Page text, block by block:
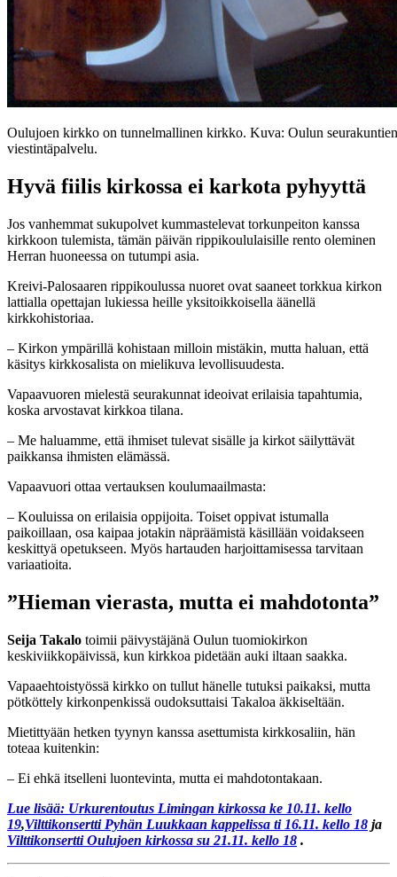
Oulujoen kirkko on tunnelmallinen kirkko. Kuva: Oulun seurakuntien
viestintäpalvelu.
Hyvä fiilis kirkossa ei karkota pyhyyttä
Jos vanhemmat sukupolvet kummastelevat torkunpeiton kanssa
kirkkoon tulemista, tämän päivän rippikoululaisille rento oleminen
Herran huoneessa on tutumpi asia.
Kreivi-Palosaaren rippikoulussa nuoret ovat saaneet torkkua kirkon
lattialla opettajan lukiessa heille yksitoikkoisella äänellä
kirkkohistoriaa.
– Kirkon ympärillä kohistaan milloin mistäkin, mutta haluan, että
käsitys kirkkosalista on mielikuva levollisuudesta.
Vapaavuoren mielestä seurakunnat ideoivat erilaisia tapahtumia,
koska arvostavat kirkkoa tilana.
– Me haluamme, että ihmiset tulevat sisälle ja kirkot säilyttävät
paikkansa ihmisten elämässä.
Vapaavuori ottaa vertauksen koulumaailmasta:
– Kouluissa on erilaisia oppijoita. Toiset oppivat istumalla
paikoillaan, osa kaipaa jotakin näpräämistä käsillään voidakseen
keskittyä opetukseen. Myös hartauden harjoittamisessa tarvitaan
variaatioita.
”Hieman vierasta, mutta ei mahdotonta”
Seija Takalo toimii päivystäjänä Oulun tuomiokirkon
keskiviikkopäivissä, kun kirkkoa pidetään auki iltaan saakka.
Vapaaehtoistyössä kirkko on tullut hänelle tutuksi paikaksi, mutta
pötköttely kirkonpenkissä oudoksuttaisi Takaloa äkkiseltään.
Mietittyään hetken tyynyn kanssa asettumista kirkkosaliin, hän
toteaa kuitenkin:
– Ei ehkä itselleni luontevinta, mutta ei mahdotontakaan.
Lue lisää: Urkurentoutus Limingan kirkossa ke 10.11. kello
19,Vilttikonsertti Pyhän Luukkaan kappelissa ti 16.11. kello 18 ja
Vilttikonsertti Oulujoen kirkossa su 21.11. kello 18 .